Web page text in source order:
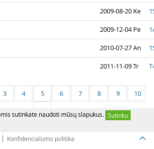
sutinkate naudoti mūsų slapukus. Sutinku
2009-08-20 Ke
2009-12-04 Pe
2010-07-27 An
2011-11-09 Tr
3 4 5 6 7 8 9 10
>
Konfidencialumo politika